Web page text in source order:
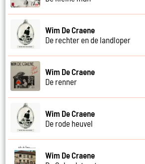
Wim De Craene
De rechter en de landloper
Wim De Craene
De renner
Wim De Craene
De rode heuvel
Wim De Craene